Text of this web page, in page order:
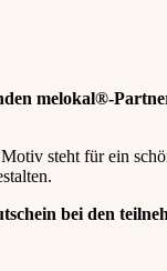
melokal®-
steht für ein
bei den